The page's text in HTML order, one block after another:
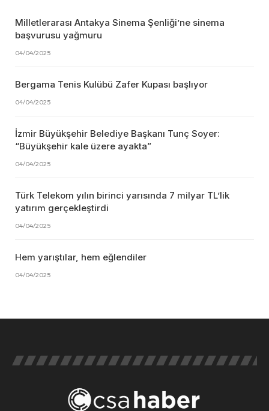
Milletlerarası Antakya Sinema Şenliği’ne sinema
başvurusu yağmuru
04/04/2025
Bergama Tenis Kulübü Zafer Kupası başlıyor
04/04/2025
İzmir Büyükşehir Belediye Başkanı Tunç Soyer:
“Büyükşehir kale üzere ayakta”
04/04/2025
Türk Telekom yılın birinci yarısında 7 milyar TL’lik
yatırım gerçekleştirdi
04/04/2025
Hem yarıştılar, hem eğlendiler
04/04/2025